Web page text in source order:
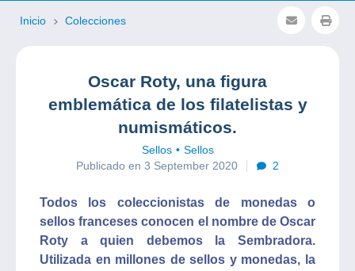
Inicio Colecciones
Oscar Roty, una figura
emblemática de los filatelistas y
numismáticos.
Sellos
Sellos
Publicado en 3 September 2020
2
Todos los coleccionistas de monedas o
sellos franceses conocen el nombre de Oscar
Roty a quien debemos la Sembradora.
Utilizada en millones de sellos y monedas, la